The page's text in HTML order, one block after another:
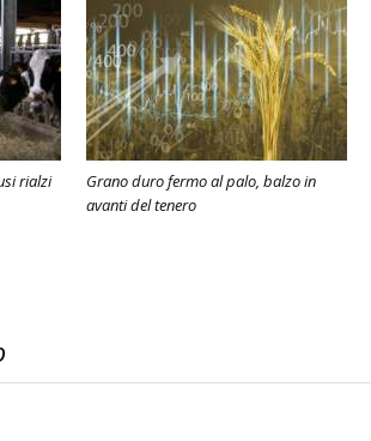
rialzi
Grano duro fermo al palo, balzo in
avanti del tenero